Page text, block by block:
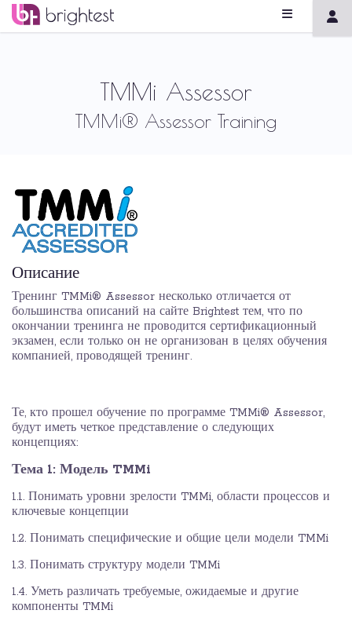
TMMi Assessor
TMMi® Assessor Training
Описание
Тренинг TMMi® Assessor несколько отличается от
большинства описаний на сайте Brightest тем, что по
окончании тренинга не проводится сертификационный
экзамен, если только он не организован в целях обучения
компанией, проводящей тренинг.
Те, кто прошел обучение по программе TMMi® Assessor,
будут иметь четкое представление о следующих
концепциях:
Тема 1: Модель TMMi
1.1. Понимать уровни зрелости TMMi, области процессов и
ключевые концепции
1.2. Понимать специфические и общие цели модели TMMi
1.3. Понимать структуру модели TMMi
1.4. Уметь различать требуемые, ожидаемые и другие
компоненты TMMi